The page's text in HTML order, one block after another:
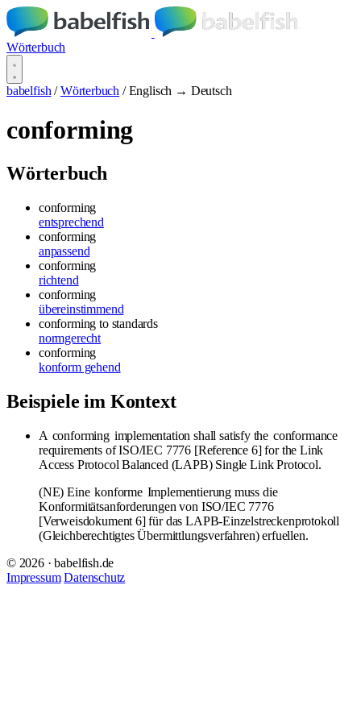
Wörterbuch
babelfish / Wörterbuch / Englisch → Deutsch
conforming
Wörterbuch
conforming
entsprechend
conforming
anpassend
conforming
richtend
conforming
übereinstimmend
conforming to standards
normgerecht
conforming
konform gehend
Beispiele im Kontext
A conforming implementation shall satisfy the conformance
requirements of ISO/IEC 7776 [Reference 6] for the Link
Access Protocol Balanced (LAPB) Single Link Protocol.
(NE) Eine konforme Implementierung muss die
Konformitätsanforderungen von ISO/IEC 7776
[Verweisdokument 6] für das LAPB-Einzelstreckenprotokoll
(Gleichberechtigtes Übermittlungsverfahren) erfuellen.
© 2026 · babelfish.de
Impressum Datenschutz